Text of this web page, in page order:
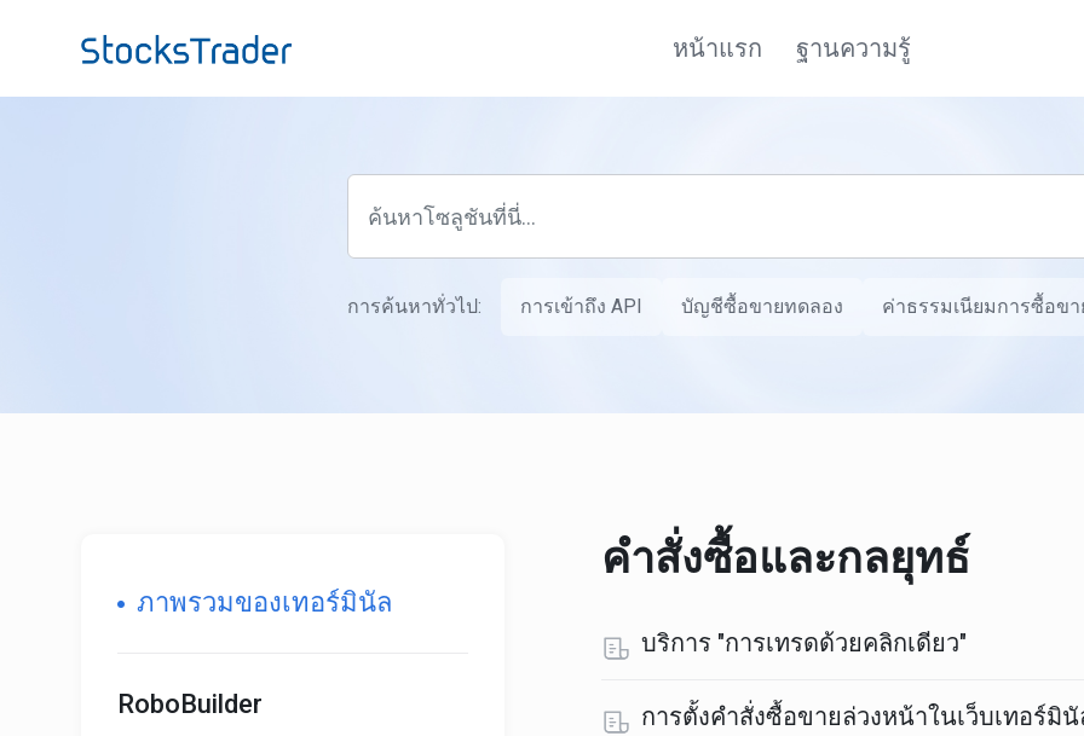
หน้าแรก ฐานความรู้
การค้นหาทั่วไป: การเข้าถึง API บัญชีซื้อขายทดลอง ค่าธรรมเนียมการซื้อข
ภาพรวมของเทอร์มินัล
RoboBuilder
คำสั่งซื้อและกลยุทธ์
บริการ "การเทรดด้วยคลิกเดียว"
การตั้งคำสั่งซื้อขายล่วงหน้าในเว็บเทอร์มินั